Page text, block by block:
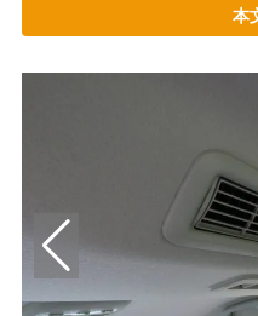
本